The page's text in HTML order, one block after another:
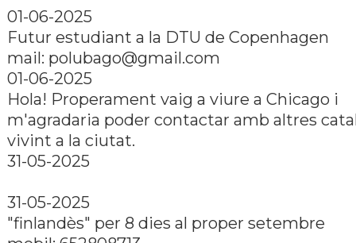
01-06-2025
Futur estudiant a la DTU de Copenhagen
mail: polubago@gmail.com
01-06-2025
Hola! Properament vaig a viure a Chicago i
m'agradaria poder contactar amb altres
vivint a la ciutat.
31-05-2025
31-05-2025
"finlandès" per 8 dies al proper setembre